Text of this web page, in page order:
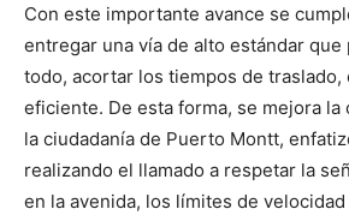
Con este importante avance se
entregar una vía de alto estándar que
todo, acortar los tiempos de traslado,
eficiente. De esta forma, se mejora la
la ciudadanía de Puerto Montt,
realizando el llamado a respetar la
en la avenida, los límites de